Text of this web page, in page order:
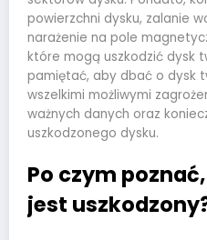
powierzchni dysku, zalanie
narażenie na pole
które mogą uszkodzić dysk
pamiętać, aby dbać o dysk
wszelkimi możliwymi
ważnych danych oraz
uszkodzonego dysku.
Po czym
jest